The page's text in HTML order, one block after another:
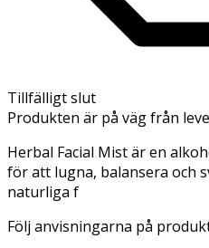
Tillfälligt slut
Produkten är på väg från
Herbal Facial Mist är en
för att lugna, balansera och
naturliga f
Följ anvisningarna på